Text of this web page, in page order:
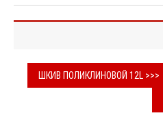
ШКИВ ПОЛИКЛИНОВОЙ 12L >>>